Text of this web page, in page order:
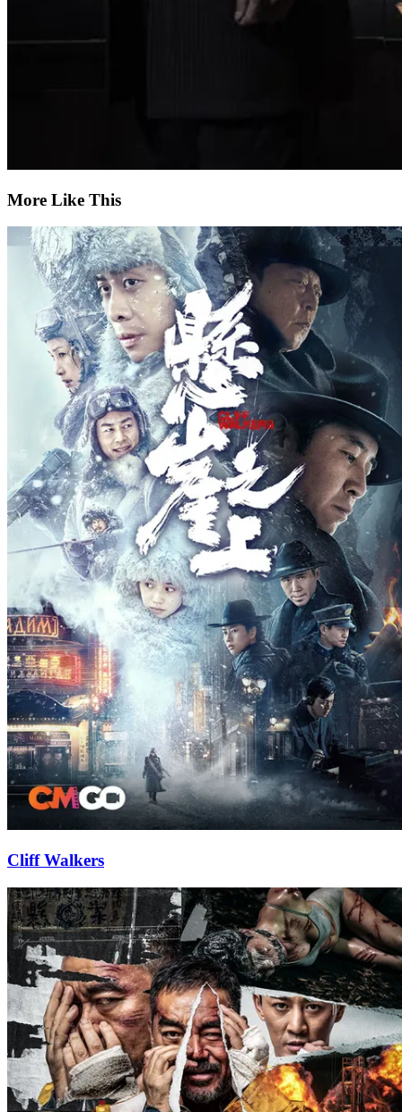
More Like This
Cliff Walkers